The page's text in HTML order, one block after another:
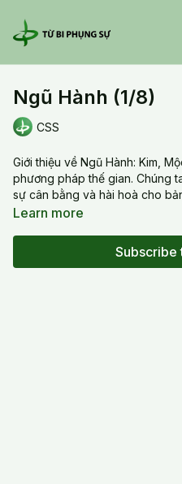
Ngũ Hành (1/8)
CSS
Giới thiệu về Ngũ Hành: Kim,
phương pháp thế gian. Chúng
sự cân bằng và hài hoà cho
five elements will help to
Learn more
Subscribe